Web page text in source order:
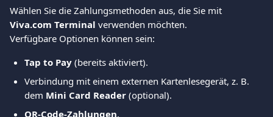
Wählen Sie die Zahlungsmethoden aus, die Sie mit
Viva.com Terminal verwenden möchten.
Verfügbare Optionen können sein:
Tap to Pay (bereits aktiviert).
Verbindung mit einem externen Kartenlesegerät, z. B.
dem Mini Card Reader (optional).
QR-Code-Zahlungen.